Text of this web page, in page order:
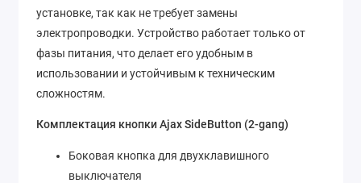
установке, так как не требует замены
электропроводки. Устройство работает только от
фазы питания, что делает его удобным в
использовании и устойчивым к техническим
сложностям.
Комплектация кнопки Ajax SideButton (2-gang)
Боковая кнопка для двухклавишного
выключателя